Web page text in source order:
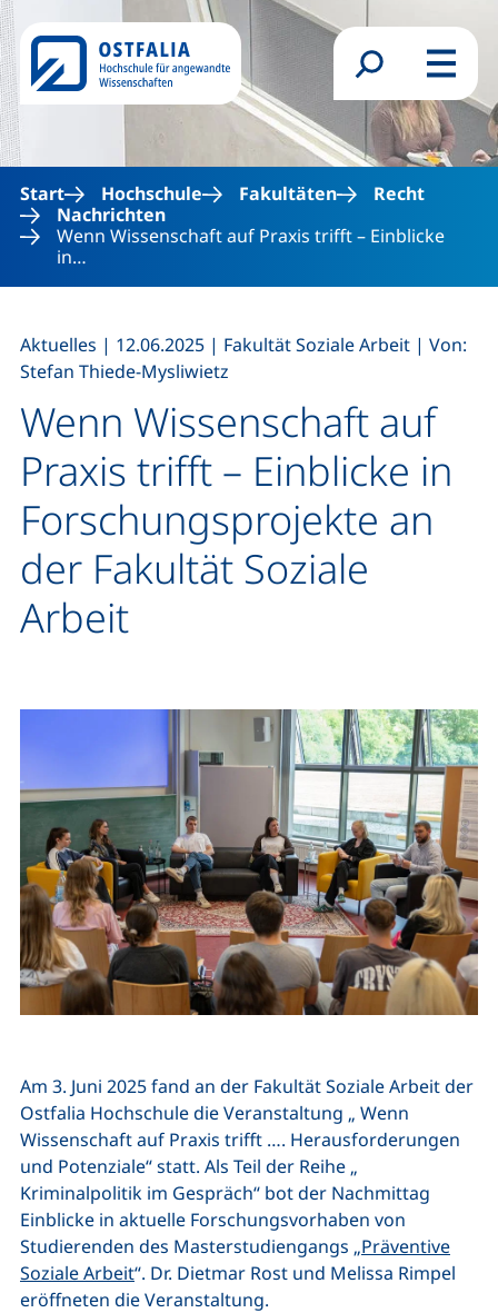
Direkt zum Inhalt
Suchformular
Menü
Start Hochschule Fakultäten
Recht
Nachrichten
Wenn Wissenschaft auf Praxis trifft – Einblicke
in…
Wenn Wissenschaft auf
Praxis trifft – Einblicke in
Forschungsprojekte an
der Fakultät Soziale
Arbeit
Aktuelles | 12.06.2025 | Fakultät Soziale Arbeit | Von:
Stefan Thiede-Mysliwietz
Am 3. Juni 2025 fand an der Fakultät Soziale Arbeit der
Ostfalia Hochschule die Veranstaltung „ Wenn
Wissenschaft auf Praxis trifft …. Herausforderungen
und Potenziale“ statt. Als Teil der Reihe „
Kriminalpolitik im Gespräch“ bot der Nachmittag
Einblicke in aktuelle Forschungsvorhaben von
Studierenden des Masterstudiengangs „Präventive
Soziale Arbeit“. Dr. Dietmar Rost und Melissa Rimpel
eröffneten die Veranstaltung.